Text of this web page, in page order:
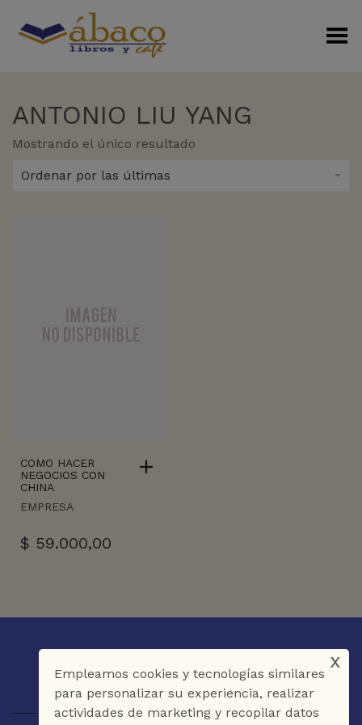
Menú Alterno
ANTONIO LIU YANG
Mostrando el único resultado
Ordenar por las últimas
COMO HACER
NEGOCIOS CON
CHINA
EMPRESA
$ 59.000,00
Empleamos cookies y tecnologías similares
para personalizar su experiencia, realizar
actividades de marketing y recopilar datos
x